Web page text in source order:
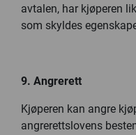
avtalen, har kjøperen
som skyldes
9. Angrerett
Kjøperen kan angre
angrerettslovens